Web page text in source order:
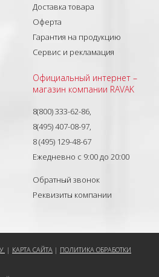
Доставка товара
Оферта
Гарантия на продукцию
Сервис и рекламация
Официальный интернет –
магазин компании RAVAK
8(800) 333-62-86,
8(495) 407-08-97,
8 (495) 129-48-67
Ежедневно с 9:00 до 20:00
Обратный звонок
Реквизиты компании
| КАРТА САЙТА | ПОЛИТИКА ОБРАБОТКИ